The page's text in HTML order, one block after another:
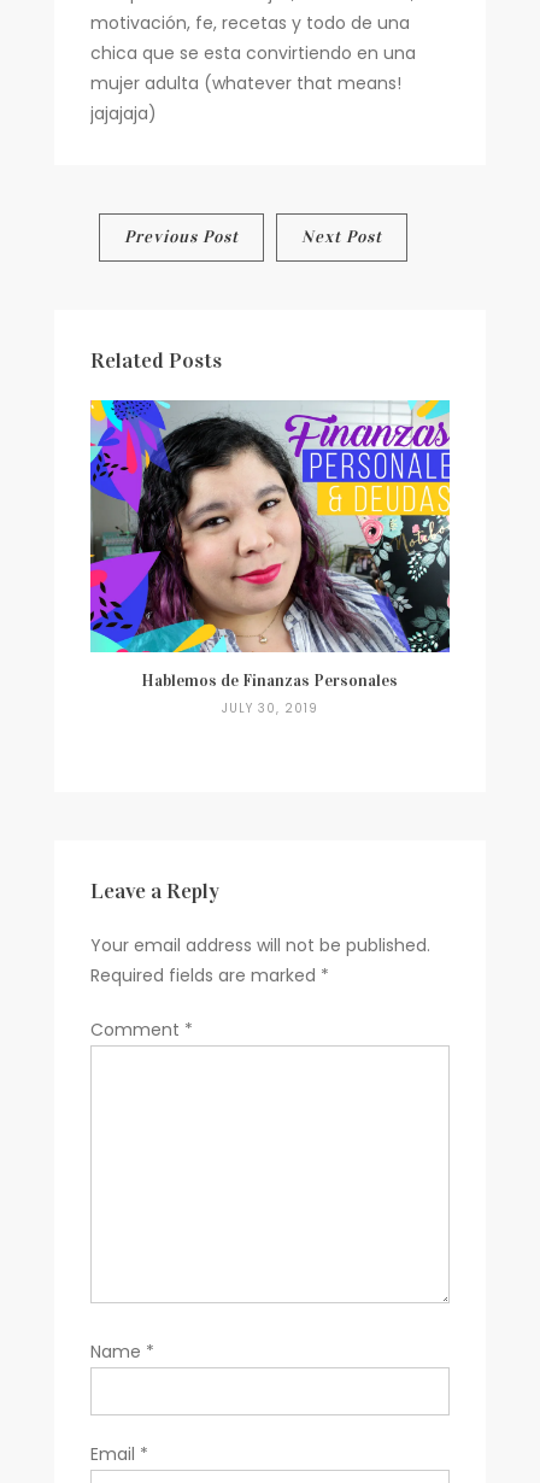
motivación, fe, recetas y todo de una
chica que se esta convirtiendo en una
mujer adulta (whatever that means!
jajajaja)
navigation
Previous Post Next Post
Related Posts
Hablemos de Finanzas Personales
JULY 30, 2019
Leave a Reply
Your email address will not be published.
Required fields are marked *
Comment *
Name *
Email *